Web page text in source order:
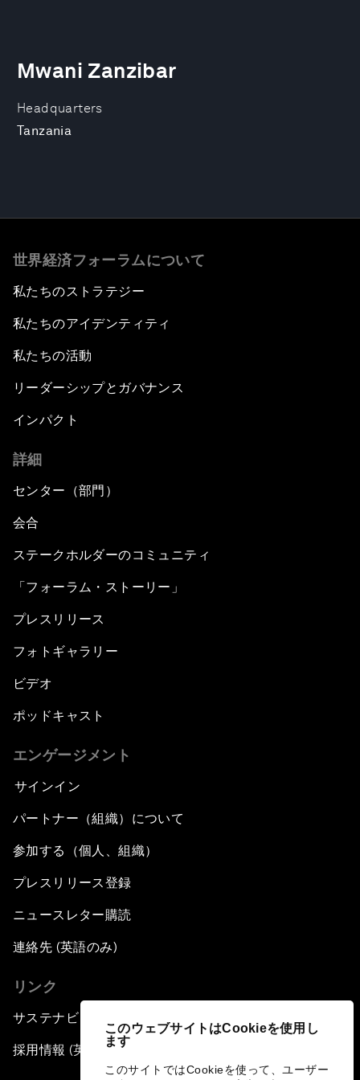
このウェブサイトはCookieを使用し
ます
このサイトではCookieを使って、ユーザー
Headquarters
Tanzania
Mwani Zanzibar
世界経済フォーラムについて
私たちのストラテジー
私たちのアイデンティティ
私たちの活動
リーダーシップとガバナンス
インパクト
詳細
センター（部門）
会合
ステークホルダーのコミュニティ
「フォーラム・ストーリー」
プレスリリース
フォトギャラリー
ビデオ
ポッドキャスト
エンゲージメント
サインイン
パートナー（組織）について
参加する（個人、組織）
プレスリリース登録
ニュースレター購読
連絡先 (英語のみ)
リンク
サステナビリティへの取り組み
採用情報 (英語のみ)